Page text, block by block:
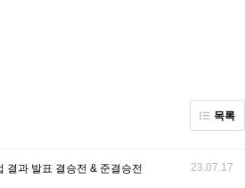
목록
결과 발표 결승전 & 준결승전 23.07.17